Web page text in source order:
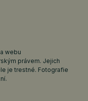
webu
právem. Jejich
je trestné. Fotografie